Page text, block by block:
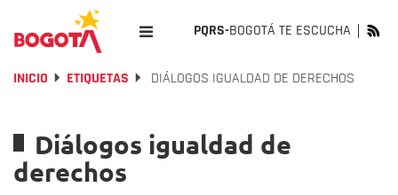
PQRS-BOGOTÁ TE ESCUCHA
INICIO ETIQUETAS DIÁLOGOS IGUALDAD DE DERECHOS
Diálogos igualdad de
derechos